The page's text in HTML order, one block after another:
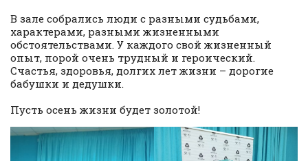
В зале собрались люди с разными судьбами,
характерами, разными жизненными
обстоятельствами. У каждого свой жизненный
опыт, порой очень трудный и героический.
Счастья, здоровья, долгих лет жизни – дорогие
бабушки и дедушки.
Пусть осень жизни будет золотой!